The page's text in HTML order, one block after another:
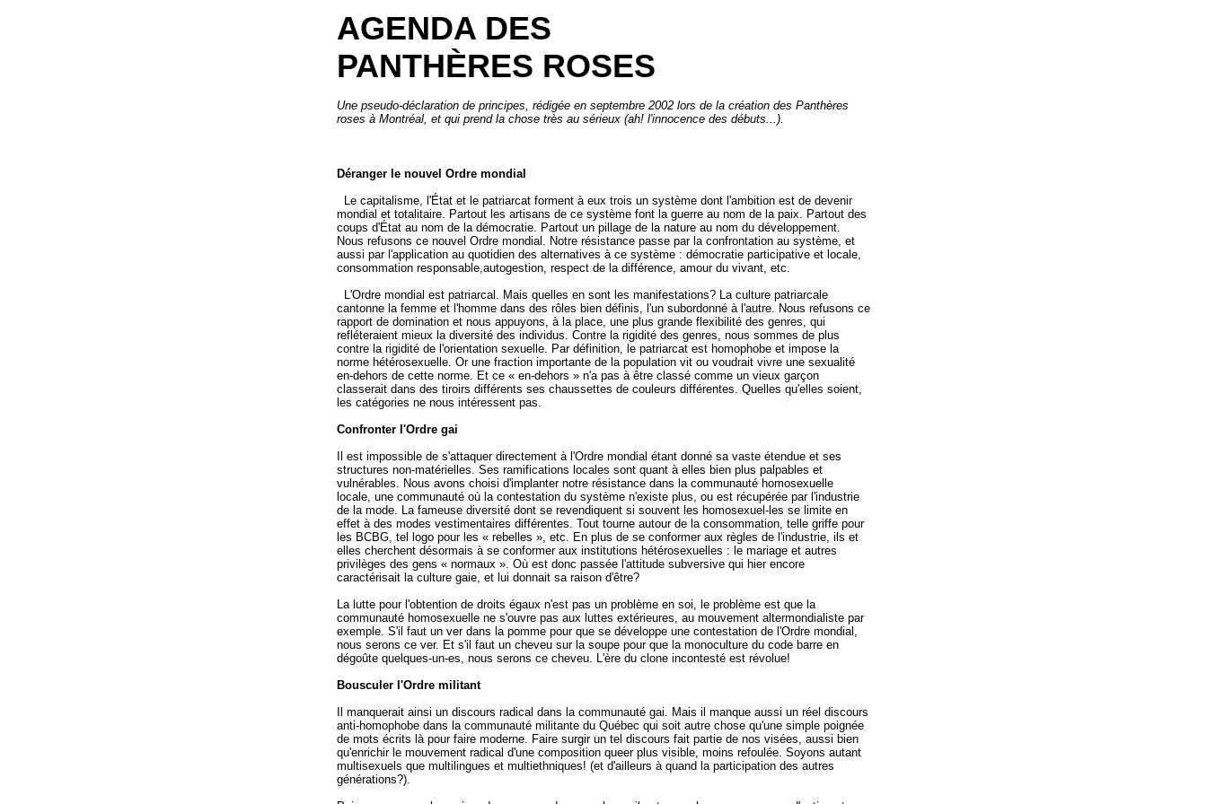
AGENDA DES
PANTHÈRES ROSES
Une pseudo-déclaration de principes, rédigée en septembre 2002 lors de la création des Panthères
roses à Montréal, et qui prend la chose très au sérieux (ah! l'innocence des débuts...).
Déranger le nouvel Ordre mondial
Le capitalisme, l'État et le patriarcat forment à eux trois un système dont l'ambition est de devenir
mondial et totalitaire. Partout les artisans de ce système font la guerre au nom de la paix. Partout des
coups d'État au nom de la démocratie. Partout un pillage de la nature au nom du développement.
Nous refusons ce nouvel Ordre mondial. Notre résistance passe par la confrontation au système, et
aussi par l'application au quotidien des alternatives à ce système : démocratie participative et locale,
consommation responsable,autogestion, respect de la différence, amour du vivant, etc.
L'Ordre mondial est patriarcal. Mais quelles en sont les manifestations? La culture patriarcale
cantonne la femme et l'homme dans des rôles bien définis, l'un subordonné à l'autre. Nous refusons ce
rapport de domination et nous appuyons, à la place, une plus grande flexibilité des genres, qui
refléteraient mieux la diversité des individus. Contre la rigidité des genres, nous sommes de plus
contre la rigidité de l'orientation sexuelle. Par définition, le patriarcat est homophobe et impose la
norme hétérosexuelle. Or une fraction importante de la population vit ou voudrait vivre une sexualité
en-dehors de cette norme. Et ce « en-dehors » n'a pas à être classé comme un vieux garçon
classerait dans des tiroirs différents ses chaussettes de couleurs différentes. Quelles qu'elles soient,
les catégories ne nous intéressent pas.
Confronter l'Ordre gai
Il est impossible de s'attaquer directement à l'Ordre mondial étant donné sa vaste étendue et ses
structures non-matérielles. Ses ramifications locales sont quant à elles bien plus palpables et
vulnérables. Nous avons choisi d'implanter notre résistance dans la communauté homosexuelle
locale, une communauté où la contestation du système n'existe plus, ou est récupérée par l'industrie
de la mode. La fameuse diversité dont se revendiquent si souvent les homosexuel-les se limite en
effet à des modes vestimentaires différentes. Tout tourne autour de la consommation, telle griffe pour
les BCBG, tel logo pour les « rebelles », etc. En plus de se conformer aux règles de l'industrie, ils et
elles cherchent désormais à se conformer aux institutions hétérosexuelles : le mariage et autres
privilèges des gens « normaux ». Où est donc passée l'attitude subversive qui hier encore
caractérisait la culture gaie, et lui donnait sa raison d'être?
La lutte pour l'obtention de droits égaux n'est pas un problème en soi, le problème est que la
communauté homosexuelle ne s'ouvre pas aux luttes extérieures, au mouvement altermondialiste par
exemple. S'il faut un ver dans la pomme pour que se développe une contestation de l'Ordre mondial,
nous serons ce ver. Et s'il faut un cheveu sur la soupe pour que la monoculture du code barre en
dégoûte quelques-un-es, nous serons ce cheveu. L'ère du clone incontesté est révolue!
Bousculer l'Ordre militant
Il manquerait ainsi un discours radical dans la communauté gai. Mais il manque aussi un réel discours
anti-homophobe dans la communauté militante du Québec qui soit autre chose qu'une simple poignée
de mots écrits là pour faire moderne. Faire surgir un tel discours fait partie de nos visées, aussi bien
qu'enrichir le mouvement radical d'une composition queer plus visible, moins refoulée. Soyons autant
multisexuels que multilingues et multiethniques! (et d'ailleurs à quand la participation des autres
générations?).